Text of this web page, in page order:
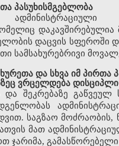
პასუხისმგებლობა
ადმინისტრაციული
დაცვის
სამსახურებრივი
და სხვა იმ
ვრცელდება
და შეკრებაზე
საგზაო
მათ
ჯარიმა,